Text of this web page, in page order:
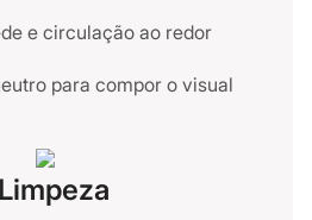
e circulação ao redor
para compor o visual